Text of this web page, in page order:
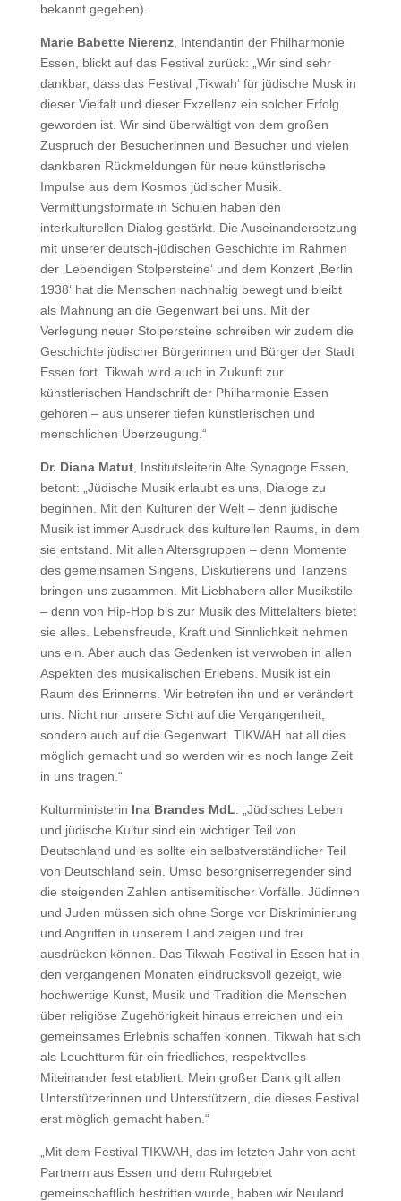
bekannt gegeben).
Marie Babette Nierenz, Intendantin der Philharmonie
Essen, blickt auf das Festival zurück: „Wir sind sehr
dankbar, dass das Festival ‚Tikwah‘ für jüdische Musk in
dieser Vielfalt und dieser Exzellenz ein solcher Erfolg
geworden ist. Wir sind überwältigt von dem großen
Zuspruch der Besucherinnen und Besucher und vielen
dankbaren Rückmeldungen für neue künstlerische
Impulse aus dem Kosmos jüdischer Musik.
Vermittlungsformate in Schulen haben den
interkulturellen Dialog gestärkt. Die Auseinandersetzung
mit unserer deutsch-jüdischen Geschichte im Rahmen
der ‚Lebendigen Stolpersteine‘ und dem Konzert ‚Berlin
1938‘ hat die Menschen nachhaltig bewegt und bleibt
als Mahnung an die Gegenwart bei uns. Mit der
Verlegung neuer Stolpersteine schreiben wir zudem die
Geschichte jüdischer Bürgerinnen und Bürger der Stadt
Essen fort. Tikwah wird auch in Zukunft zur
künstlerischen Handschrift der Philharmonie Essen
gehören – aus unserer tiefen künstlerischen und
menschlichen Überzeugung.“
Dr. Diana Matut, Institutsleiterin Alte Synagoge Essen,
betont: „Jüdische Musik erlaubt es uns, Dialoge zu
beginnen. Mit den Kulturen der Welt – denn jüdische
Musik ist immer Ausdruck des kulturellen Raums, in dem
sie entstand. Mit allen Altersgruppen – denn Momente
des gemeinsamen Singens, Diskutierens und Tanzens
bringen uns zusammen. Mit Liebhabern aller Musikstile
– denn von Hip-Hop bis zur Musik des Mittelalters bietet
sie alles. Lebensfreude, Kraft und Sinnlichkeit nehmen
uns ein. Aber auch das Gedenken ist verwoben in allen
Aspekten des musikalischen Erlebens. Musik ist ein
Raum des Erinnerns. Wir betreten ihn und er verändert
uns. Nicht nur unsere Sicht auf die Vergangenheit,
sondern auch auf die Gegenwart. TIKWAH hat all dies
möglich gemacht und so werden wir es noch lange Zeit
in uns tragen.“
Kulturministerin Ina Brandes MdL: „Jüdisches Leben
und jüdische Kultur sind ein wichtiger Teil von
Deutschland und es sollte ein selbstverständlicher Teil
von Deutschland sein. Umso besorgniserregender sind
die steigenden Zahlen antisemitischer Vorfälle. Jüdinnen
und Juden müssen sich ohne Sorge vor Diskriminierung
und Angriffen in unserem Land zeigen und frei
ausdrücken können. Das Tikwah-Festival in Essen hat in
den vergangenen Monaten eindrucksvoll gezeigt, wie
hochwertige Kunst, Musik und Tradition die Menschen
über religiöse Zugehörigkeit hinaus erreichen und ein
gemeinsames Erlebnis schaffen können. Tikwah hat sich
als Leuchtturm für ein friedliches, respektvolles
Miteinander fest etabliert. Mein großer Dank gilt allen
Unterstützerinnen und Unterstützern, die dieses Festival
erst möglich gemacht haben.“
„Mit dem Festival TIKWAH, das im letzten Jahr von acht
Partnern aus Essen und dem Ruhrgebiet
gemeinschaftlich bestritten wurde, haben wir Neuland